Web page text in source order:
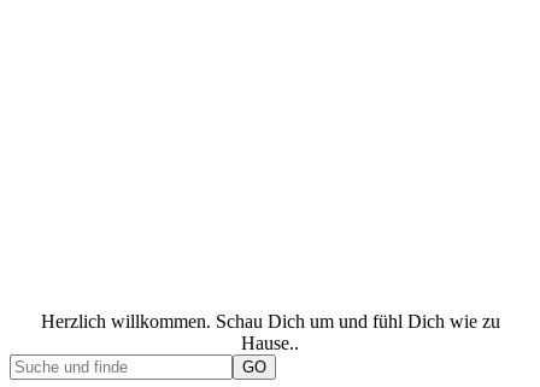
Herzlich willkommen. Schau Dich um und fühl Dich wie zu
Hause..